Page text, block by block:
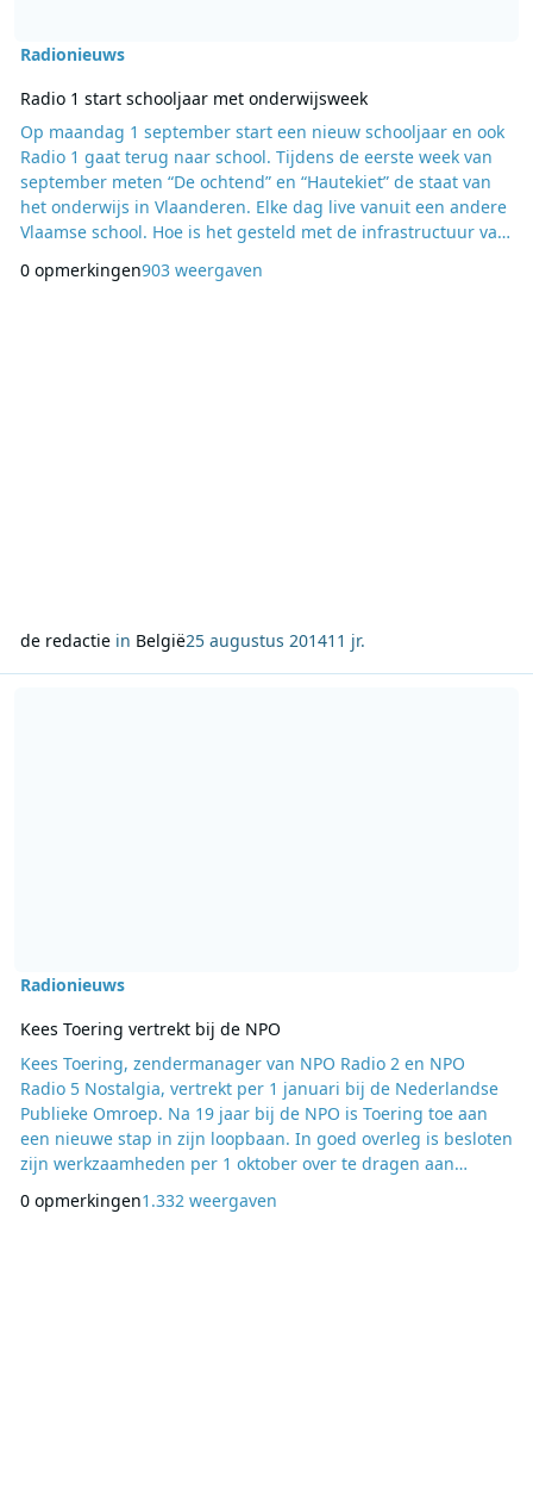
Radionieuws
Radio 1 start schooljaar met onderwijsweek
Op maandag 1 september start een nieuw schooljaar en ook
Radio 1 gaat terug naar school. Tijdens de eerste week van
september meten “De ochtend” en “Hautekiet” de staat van
het onderwijs in Vlaanderen. Elke dag live vanuit een andere
Vlaamse school. Hoe is het gesteld met de infrastructuur van
schoolfactuur te betalen? En is ons onderwijs gericht op de
0 opmerkingen903 weergaven
de redactiein België25 augustus 201411 jr.
Radionieuws
Kees Toering vertrekt bij de NPO
Kees Toering, zendermanager van NPO Radio 2 en NPO
Radio 5 Nostalgia, vertrekt per 1 januari bij de Nederlandse
Publieke Omroep. Na 19 jaar bij de NPO is Toering toe aan
een nieuwe stap in zijn loopbaan. In goed overleg is besloten
zijn werkzaamheden per 1 oktober over te dragen aan
zendermanager heeft Kees Toering zich jarenlang met veel
0 opmerkingen1.332 weergaven